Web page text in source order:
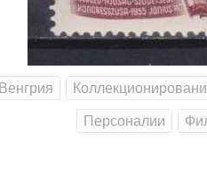
Венгрия
Персоналии